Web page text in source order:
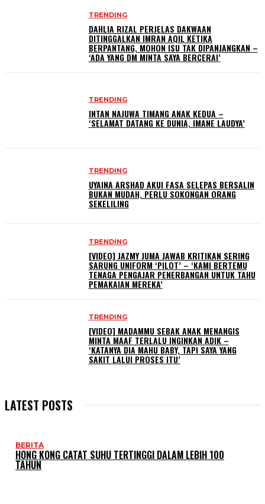
TRENDING
DAHLIA RIZAL PERJELAS DAKWAAN
DITINGGALKAN IMRAN AQIL KETIKA
BERPANTANG, MOHON ISU TAK DIPANJANGKAN –
‘ADA YANG DM MINTA SAYA BERCERAI’
TRENDING
INTAN NAJUWA TIMANG ANAK KEDUA –
‘SELAMAT DATANG KE DUNIA, IMANE LAUDYA’
TRENDING
UYAINA ARSHAD AKUI FASA SELEPAS BERSALIN
BUKAN MUDAH, PERLU SOKONGAN ORANG
SEKELILING
TRENDING
[VIDEO] JAZMY JUMA JAWAB KRITIKAN SERING
SARUNG UNIFORM ‘PILOT’ – ‘KAMI BERTEMU
TENAGA PENGAJAR PENERBANGAN UNTUK TAHU
PEMAKAIAN MEREKA’
TRENDING
[VIDEO] MADAMMU SEBAK ANAK MENANGIS
MINTA MAAF TERLALU INGINKAN ADIK –
‘KATANYA DIA MAHU BABY, TAPI SAYA YANG
SAKIT LALUI PROSES ITU’
LATEST POSTS
BERITA
HONG KONG CATAT SUHU TERTINGGI DALAM LEBIH 100
TAHUN